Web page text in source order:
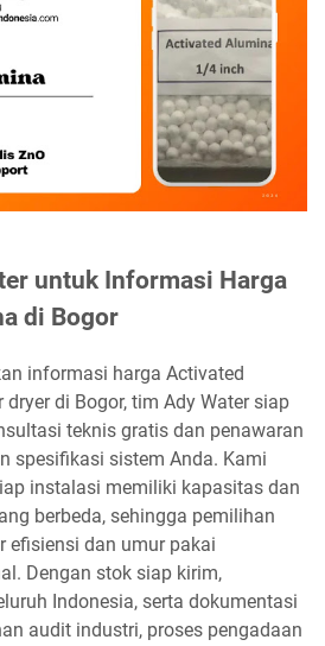
untuk Informasi Harga
di Bogor
informasi harga Activated
di Bogor, tim Ady Water siap
teknis gratis dan penawaran
spesifikasi sistem Anda. Kami
instalasi memiliki kapasitas dan
berbeda, sehingga pemilihan
efisiensi dan umur pakai
Dengan stok siap kirim,
Indonesia, serta dokumentasi
audit industri, proses pengadaan